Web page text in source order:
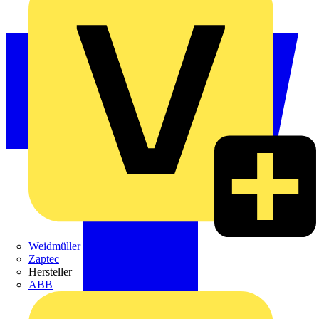
Weidmüller
Zaptec
Hersteller
ABB